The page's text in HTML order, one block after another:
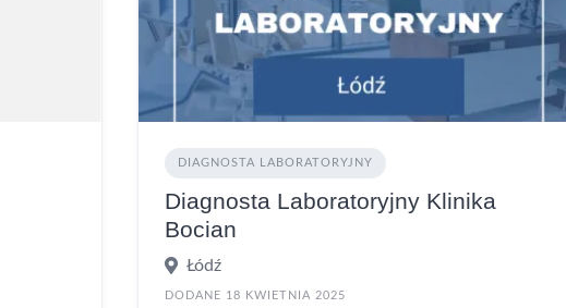
DIAGNOSTA LABORATORYJNY
Diagnosta Laboratoryjny Klinika
Bocian
Łódź
DODANE 18 KWIETNIA 2025